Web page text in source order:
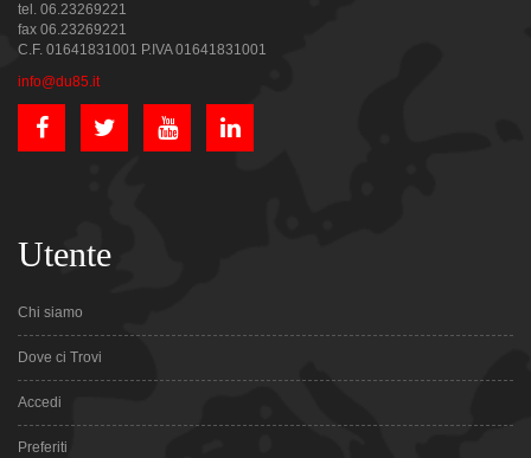
tel. 06.23269221
fax 06.23269221
C.F. 01641831001 P.IVA 01641831001
info@du85.it
Utente
Chi siamo
Dove ci Trovi
Accedi
Preferiti